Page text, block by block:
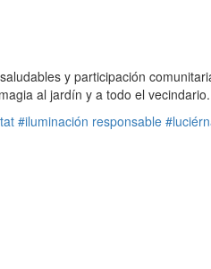
y participación
al jardín y a todo el vecindario.
#iluminación responsable